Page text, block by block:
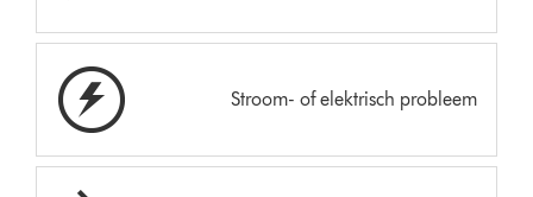
Stroom- of elektrisch probleem